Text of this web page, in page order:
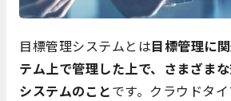
目標管理システムとは目標管理に
テム上で管理した上で、さまざま
システムのことです。クラウドタ